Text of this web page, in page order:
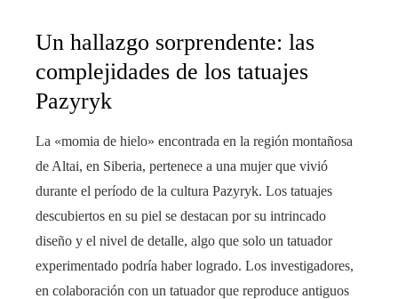
Un hallazgo sorprendente: las
complejidades de los tatuajes
Pazyryk
La «momia de hielo» encontrada en la región montañosa
de Altai, en Siberia, pertenece a una mujer que vivió
durante el período de la cultura Pazyryk. Los tatuajes
descubiertos en su piel se destacan por su intrincado
diseño y el nivel de detalle, algo que solo un tatuador
experimentado podría haber logrado. Los investigadores,
en colaboración con un tatuador que reproduce antiguos